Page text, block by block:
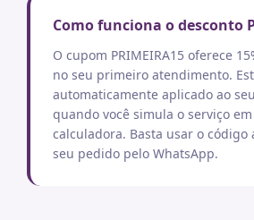
Como funciona o desconto
O cupom PRIMEIRA15 oferece
no seu primeiro atendimento.
automaticamente aplicado ao
quando você simula o serviço
calculadora. Basta usar o código
seu pedido pelo WhatsApp.